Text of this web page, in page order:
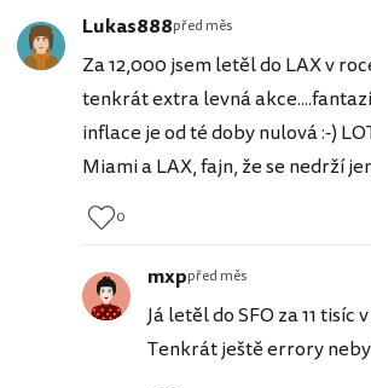
Lukas888před měs
Za 12,000 jsem letěl do LAX v
tenkrát extra levná
inflace je od té doby nulová :-)
Miami a LAX, fajn, že se nedrží
0
mxppřed měs
Já letěl do SFO za 11 tisíc
Tenkrát ještě errory